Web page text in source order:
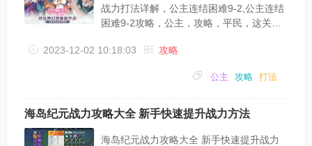
战力打法详解，公主连结困难9-2,公主连结
困难9-2攻略，公主，攻略，平民，这关，
民如何通关困难9-2呢？困难9-2是目前国服
这里。下面带来公主连结困难9-2平民通关
9-2这关的难点在于：第二部分和第三部分
美）的单体输出.这关推荐阵容：绿毛，粉
2023-12-02 10:18:03 攻略
公主 攻略 打法
海岛纪元战力攻略大全 新手快速提升战力方法
海岛纪元战力攻略大全 新手快速提升战力